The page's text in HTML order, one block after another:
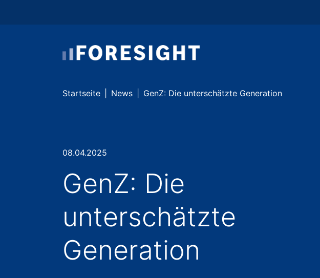
You are here:
Startseite News GenZ: Die unterschätzte Generation
08.04.2025
GenZ: Die
unterschätzte
Generation